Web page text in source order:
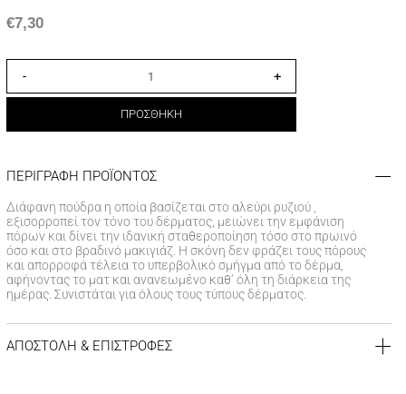
€7,30
- +
ΠΡΟΣΘΗΚΗ
ΠΕΡΙΓΡΑΦΗ ΠΡΟΪΟΝΤΟΣ
Διάφανη πούδρα η οποία βασίζεται στο αλεύρι ρυζιού ,
εξισορροπεί τον τόνο του δέρματος, μειώνει την εμφάνιση
πόρων και δίνει την ιδανική σταθεροποίηση τόσο στο πρωινό
όσο και στο βραδινό μακιγιάζ. Η σκόνη δεν φράζει τους πόρους
και απορροφά τέλεια το υπερβολικό σμήγμα από το δέρμα,
αφήνοντας το ματ και ανανεωμένο καθ‘ όλη τη διάρκεια της
ημέρας. Συνιστάται για όλους τους τύπους δέρματος.
ΑΠΟΣΤΟΛΗ & ΕΠΙΣΤΡΟΦΕΣ